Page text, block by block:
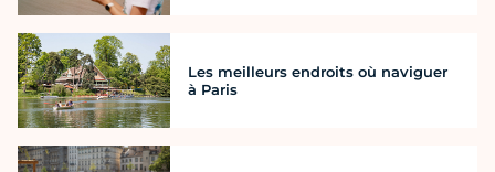
Les meilleurs endroits où naviguer
à Paris